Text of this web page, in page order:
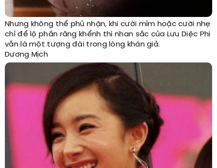
Nhưng không thể phủ nhận, khi cười mỉm hoặc cười nhẹ
chỉ để lộ phần răng khểnh thì nhan sắc của Lưu Diệc Phi
vẫn là một tượng đài trong lòng khán giả.
Dương Mịch